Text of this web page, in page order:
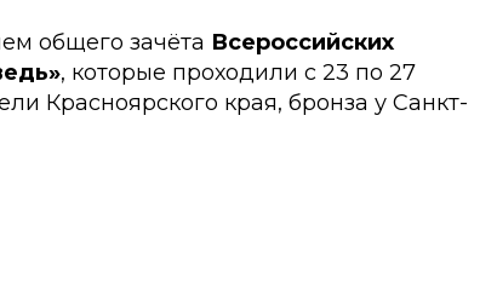
общего зачёта Всероссийских
, которые проходили с 23 по 27
Красноярского края, бронза у Санкт-